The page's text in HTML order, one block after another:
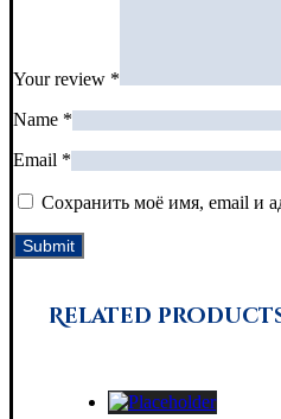
Your review *
Name *
Email *
Сохранить моё имя, email и
Related